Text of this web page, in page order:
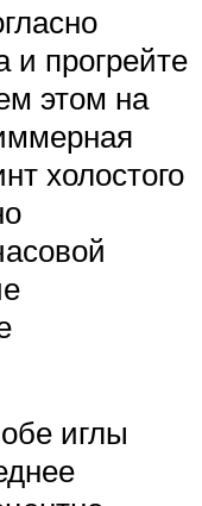
и прогрейте
этом на
холостого
иглы